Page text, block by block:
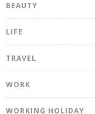
BEAUTY
LIFE
TRAVEL
WORK
WORKING HOLIDAY